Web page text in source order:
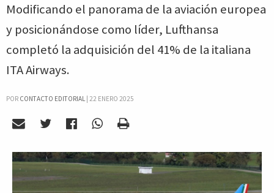
Modificando el panorama de la aviación europea
y posicionándose como líder, Lufthansa
completó la adquisición del 41% de la italiana
ITA Airways.
POR CONTACTO EDITORIAL| 22 ENERO 2025